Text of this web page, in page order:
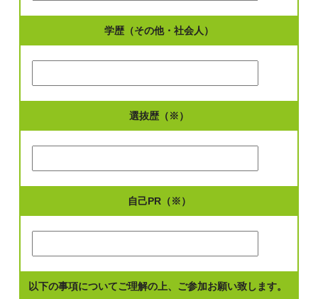
学歴（その他・社会人）
選抜歴（※）
自己PR（※）
以下の事項についてご理解の上、ご参加お願い致します。